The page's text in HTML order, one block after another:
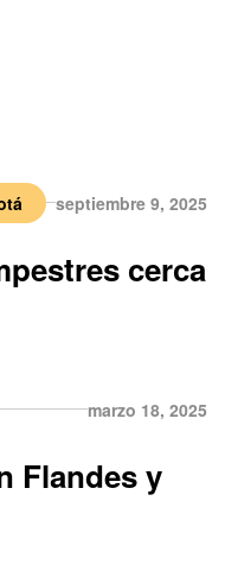
septiembre 9, 2025
cerca
marzo 18, 2025
Flandes y